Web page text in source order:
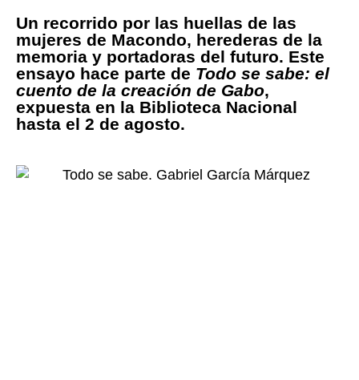
Un recorrido por las huellas de las
mujeres de Macondo, herederas de la
memoria y portadoras del futuro. Este
ensayo hace parte de Todo se sabe: el
cuento de la creación de Gabo,
expuesta en la Biblioteca Nacional
hasta el 2 de agosto.